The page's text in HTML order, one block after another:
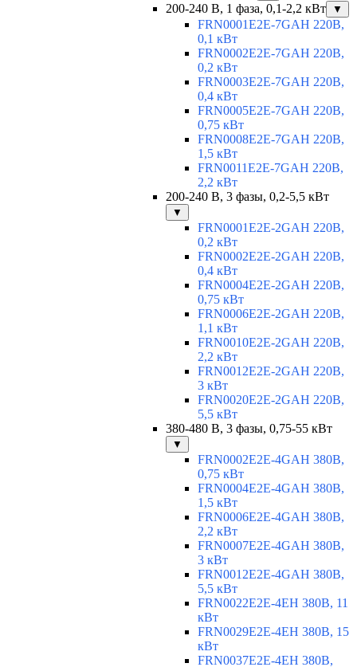
200-240 В, 1 фаза, 0,1-2,2 кВт ▼
FRN0001E2E-7GAH 220В,
0,1 кВт
FRN0002E2E-7GAH 220В,
0,2 кВт
FRN0003E2E-7GAH 220В,
0,4 кВт
FRN0005E2E-7GAH 220В,
0,75 кВт
FRN0008E2E-7GAH 220В,
1,5 кВт
FRN0011E2E-7GAH 220В,
2,2 кВт
200-240 В, 3 фазы, 0,2-5,5 кВт
▼
FRN0001E2E-2GAH 220В,
0,2 кВт
FRN0002E2E-2GAH 220В,
0,4 кВт
FRN0004E2E-2GAH 220В,
0,75 кВт
FRN0006E2E-2GAH 220В,
1,1 кВт
FRN0010E2E-2GAH 220В,
2,2 кВт
FRN0012E2E-2GAH 220В,
3 кВт
FRN0020E2E-2GAH 220В,
5,5 кВт
380-480 В, 3 фазы, 0,75-55 кВт
▼
FRN0002E2E-4GAH 380В,
0,75 кВт
FRN0004E2E-4GAH 380В,
1,5 кВт
FRN0006E2E-4GAH 380В,
2,2 кВт
FRN0007E2E-4GAH 380В,
3 кВт
FRN0012E2E-4GAH 380В,
5,5 кВт
FRN0022E2E-4EH 380В, 11
кВт
FRN0029E2E-4EH 380В, 15
кВт
FRN0037E2E-4EH 380В,